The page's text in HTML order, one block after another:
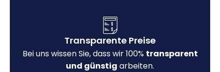
Transparente Preise
Bei uns wissen Sie, dass wir 100% transparent
und günstig arbeiten.